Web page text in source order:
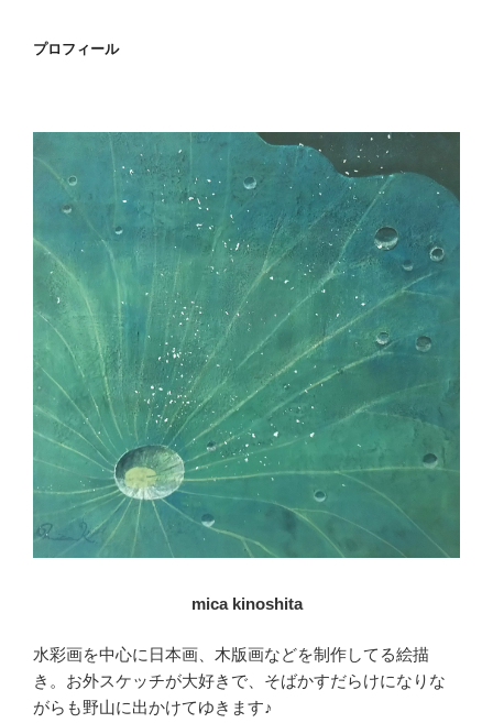
プロフィール
mica kinoshita
水彩画を中心に日本画、木版画などを制作してる絵描
き。お外スケッチが大好きで、そばかすだらけになりな
がらも野山に出かけてゆきます♪